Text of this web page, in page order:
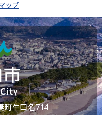
ップ
町牛口名714